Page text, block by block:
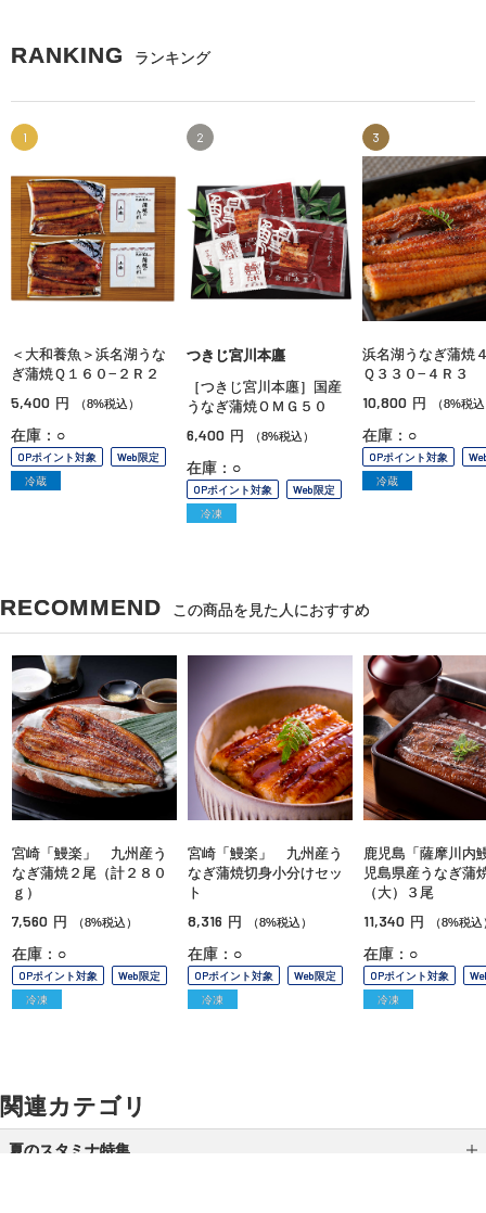
RANKING ランキング
1
＜大和養魚＞浜名湖うな
ぎ蒲焼Ｑ１６０−２Ｒ２
5,400 円 （8%税込）
在庫：○
OPポイント対象
Web限定
冷蔵
2
つきじ宮川本廛
［つきじ宮川本廛］国産
うなぎ蒲焼ＯＭＧ５０
6,400 円 （8%税込）
在庫：○
OPポイント対象
Web限定
冷凍
3
浜名湖うなぎ蒲
Ｑ３３０−４Ｒ３
10,800 円 （8%税
在庫：○
OPポイント対象
冷蔵
RECOMMEND この商品を見た人におすすめ
宮崎「鰻楽」 九州産う
なぎ蒲焼２尾（計２８０
ｇ）
7,560 円 （8%税込）
在庫：○
OPポイント対象
Web限定
冷凍
宮崎「鰻楽」 九州産う
なぎ蒲焼切身小分けセッ
ト
8,316 円 （8%税込）
在庫：○
OPポイント対象
Web限定
冷凍
鹿児島「薩摩川内
児島県産うなぎ蒲
（大）３尾
11,340 円 （8%税込
在庫：○
OPポイント対象
冷凍
関連カテゴリ
夏のスタミナ特集